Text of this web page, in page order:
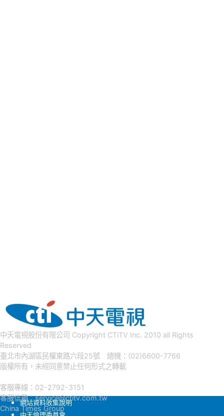
中天電視股份有限公司 Copyright CTiTV Inc. 2010 all Rights
Reserved
臺北市內湖區民權東路六段25號 總機：(02)6600-7766
版權所有，未經同意禁止任何形式之轉載
客服專線：02-2792-3151
客服信箱：service@ctitv.com.tw
China Times Group
網站資料收集說明